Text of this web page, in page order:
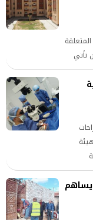
تأتي
من
الصحية عن نجاح إجراء 5 جراحات
يساهم